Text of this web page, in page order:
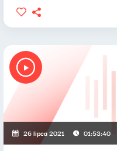
26 lipca 2021 01:53:40